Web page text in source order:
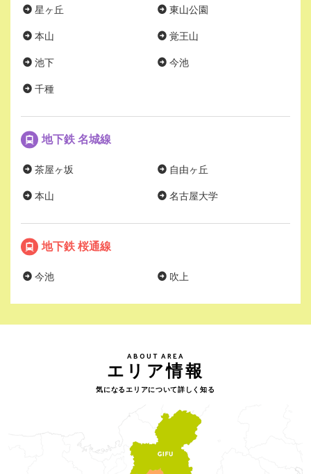
星ヶ丘 東山公園
本山 覚王山
池下 今池
千種
地下鉄 名城線
茶屋ヶ坂 自由ヶ丘
本山 名古屋大学
地下鉄 桜通線
今池 吹上
ABOUT AREA
エリア情報
気になるエリアについて詳しく知る